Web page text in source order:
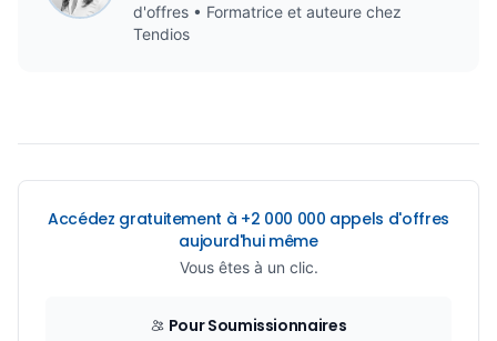
d'offres • Formatrice et auteure chez
Tendios
Accédez gratuitement à +2 000 000 appels d'offres
aujourd'hui même
Vous êtes à un clic.
Pour Soumissionnaires